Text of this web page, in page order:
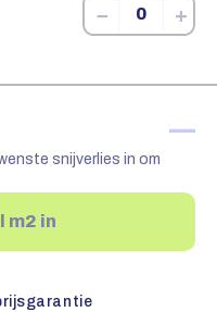
− +
—
snijverlies in om
m2 in